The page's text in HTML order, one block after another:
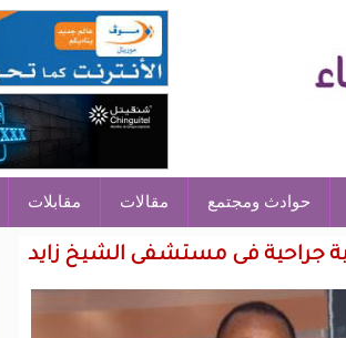
حوادث ومجتمع مقالات مقابلات
جراحية فى مستشفى الشيخ زايد